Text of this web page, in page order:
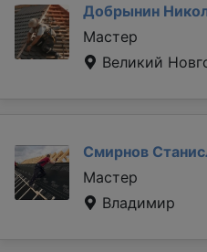
Добрынин
Мастер
Великий
Смирнов
Мастер
Владимир